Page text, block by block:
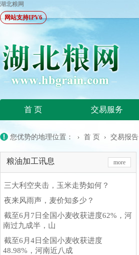
湖北粮网
网站支持IPV6
首 页 交易服务
您优势的地理位置： › 首 页 › 交易报告
粮油加工讯息 more
三大利空夹击，玉米走势如何？
夜来风雨声，麦价知多少？
截至6月7日全国小麦收获进度62%，河
南过九成半，山
截至6月4日全国小麦收获进度
48.98%，河南近八成